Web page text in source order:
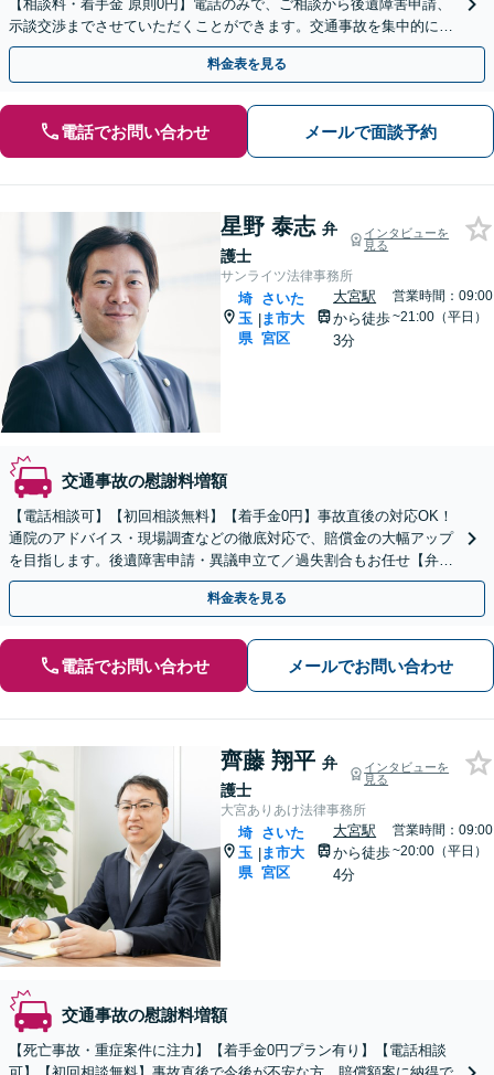
【相談料・着手金 原則0円】電話のみで、ご相談から後遺障害申請、
示談交渉までさせていただくことができます。交通事故を集中的に取
り扱っている弁護士が全力でサポート！
料金表を見る
電話でお問い合わせ メールで面談予約
星野 泰志 弁
護士
インタビューを
見る
サンライツ法律事務所
埼
玉
県
|
さいた
ま市大
宮区
大宮駅
から徒歩
3分
営業時間：09:00
~21:00（平日）
交通事故の慰謝料増額
【電話相談可】【初回相談無料】【着手金0円】事故直後の対応OK！
通院のアドバイス・現場調査などの徹底対応で、賠償金の大幅アップ
を目指します。後遺障害申請・異議申立て／過失割合もお任せ【弁護
士特約利用可】【完全個室】【大宮駅3分】
料金表を見る
電話でお問い合わせ メールでお問い合わせ
齊藤 翔平 弁
護士
インタビューを
見る
大宮ありあけ法律事務所
埼
玉
県
|
さいた
ま市大
宮区
大宮駅
から徒歩
4分
営業時間：09:00
~20:00（平日）
交通事故の慰謝料増額
【死亡事故・重症案件に注力】【着手金0円プラン有り】【電話相談